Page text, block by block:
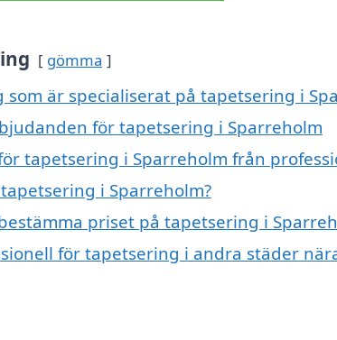
gömma
som är specialiserat på tapetsering i
för tapetsering i Sparreholm
tapetsering i Sparreholm från
i Sparreholm?
priset på tapetsering i
för tapetsering i andra städer